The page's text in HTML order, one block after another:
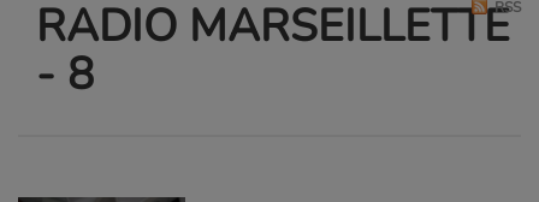
RADIO MARSEILLETTE
- 8
RSS